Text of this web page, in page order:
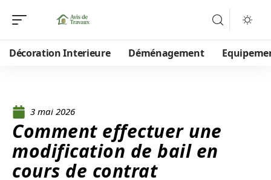
Décoration Interieure Déménagement
3 mai 2026
Comment effectuer une
modification de bail en
cours de contrat